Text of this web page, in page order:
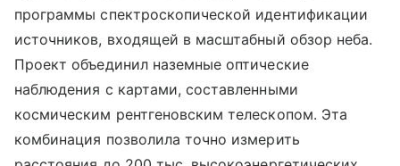
программы спектроскопической идентификации
источников, входящей в масштабный обзор неба.
Проект объединил наземные оптические
наблюдения с картами, составленными
космическим рентгеновским телескопом. Эта
комбинация позволила точно измерить